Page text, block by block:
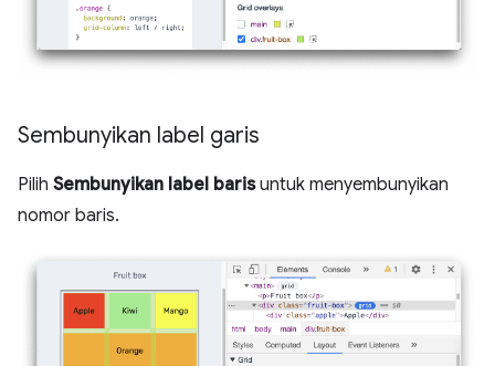
Sembunyikan label garis
Pilih Sembunyikan label barisuntuk menyembunyikan
nomor baris.